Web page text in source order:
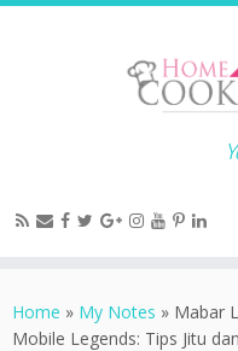
Home » My Notes » Mabar
Mobile Legends: Tips Jitu